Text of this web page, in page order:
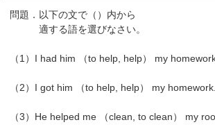
問題．以下の文で（）内から
適する語を選びなさい。
（1）I had him （to help, help） my
（2）I got him （to help, help） my homework.
（3）He helped me （clean, to clean） my